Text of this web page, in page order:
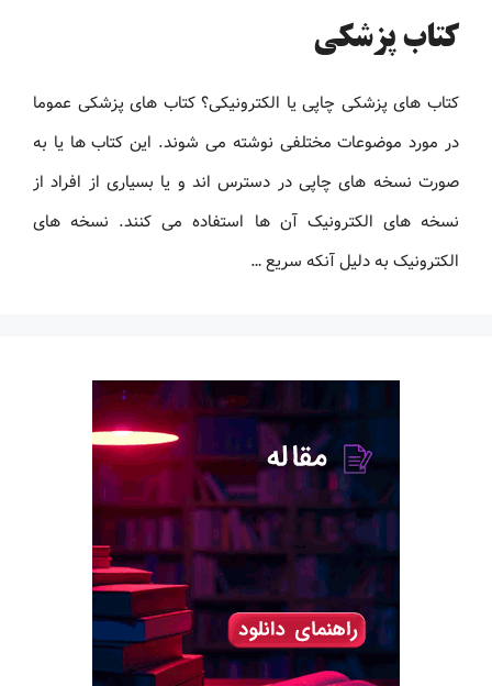
کتاب پزشکی
کتاب های پزشکی چاپی یا الکترونیکی؟ کتاب های پزشکی عموما
در مورد موضوعات مختلفی نوشته می شوند. این کتاب ها یا به
صورت نسخه های چاپی در دسترس اند و یا بسیاری از افراد از
نسخه های الکترونیک آن ها استفاده می کنند. نسخه های
الکترونیک به دلیل آنکه سریع …